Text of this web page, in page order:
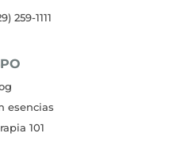
259-1111
esencias
101